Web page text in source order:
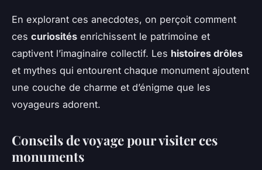
En explorant ces anecdotes, on perçoit comment
ces curiosités enrichissent le patrimoine et
captivent l’imaginaire collectif. Les histoires drôles
et mythes qui entourent chaque monument ajoutent
une couche de charme et d’énigme que les
voyageurs adorent.
Conseils de voyage pour visiter ces
monuments